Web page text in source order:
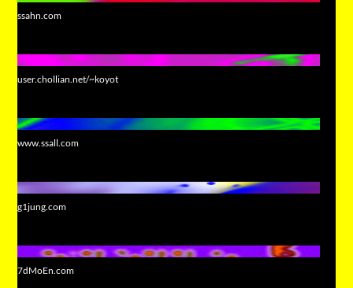
ssahn.com
user.chollian.net/~koyot
www.ssall.com
g1jung.com
7dMoEn.com